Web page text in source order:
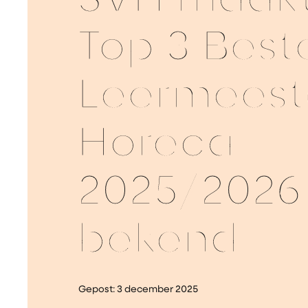
Top 3
Horeca
2025/2026
bekend
Gepost: 3 december 2025